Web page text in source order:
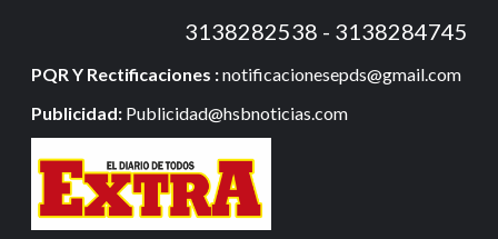
3138282538 - 3138284745
PQR Y Rectificaciones :notificacionesepds@gmail.com
Publicidad: Publicidad@hsbnoticias.com